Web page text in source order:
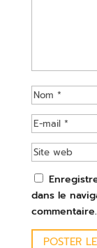
dans le
commentaire.